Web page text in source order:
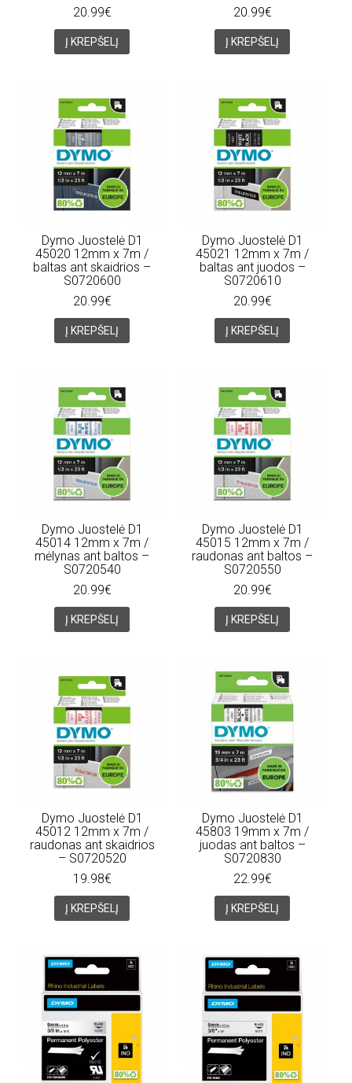
20.99€
Į KREPŠELĮ
20.99€
Į KREPŠELĮ
Dymo Juostelė D1
45020 12mm x 7m /
baltas ant skaidrios –
S0720600
20.99€
Į KREPŠELĮ
Dymo Juostelė D1
45021 12mm x 7m /
baltas ant juodos –
S0720610
20.99€
Į KREPŠELĮ
Dymo Juostelė D1
45014 12mm x 7m /
mėlynas ant baltos –
S0720540
20.99€
Į KREPŠELĮ
Dymo Juostelė D1
45015 12mm x 7m /
raudonas ant baltos –
S0720550
20.99€
Į KREPŠELĮ
Dymo Juostelė D1
45012 12mm x 7m /
raudonas ant skaidrios
– S0720520
19.98€
Į KREPŠELĮ
Dymo Juostelė D1
45803 19mm x 7m /
juodas ant baltos –
S0720830
22.99€
Į KREPŠELĮ